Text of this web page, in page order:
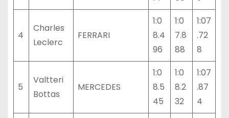
4
Charles
Leclerc
FERRARI
1:0
8.4
96
1:0
7.8
88
1:07
.72
8
5
Valtteri
Bottas
MERCEDES
1:0
8.5
45
1:0
8.2
32
1:07
.87
4